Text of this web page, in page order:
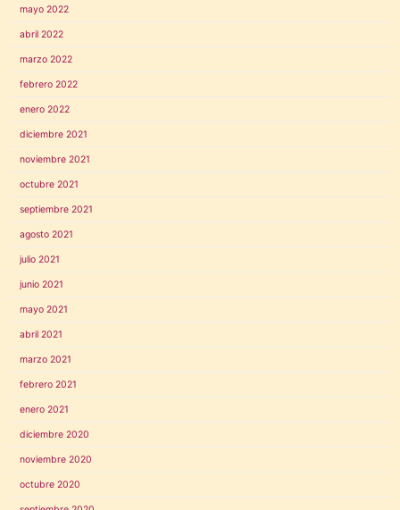
mayo 2022
abril 2022
marzo 2022
febrero 2022
enero 2022
diciembre 2021
noviembre 2021
octubre 2021
septiembre 2021
agosto 2021
julio 2021
junio 2021
mayo 2021
abril 2021
marzo 2021
febrero 2021
enero 2021
diciembre 2020
noviembre 2020
octubre 2020